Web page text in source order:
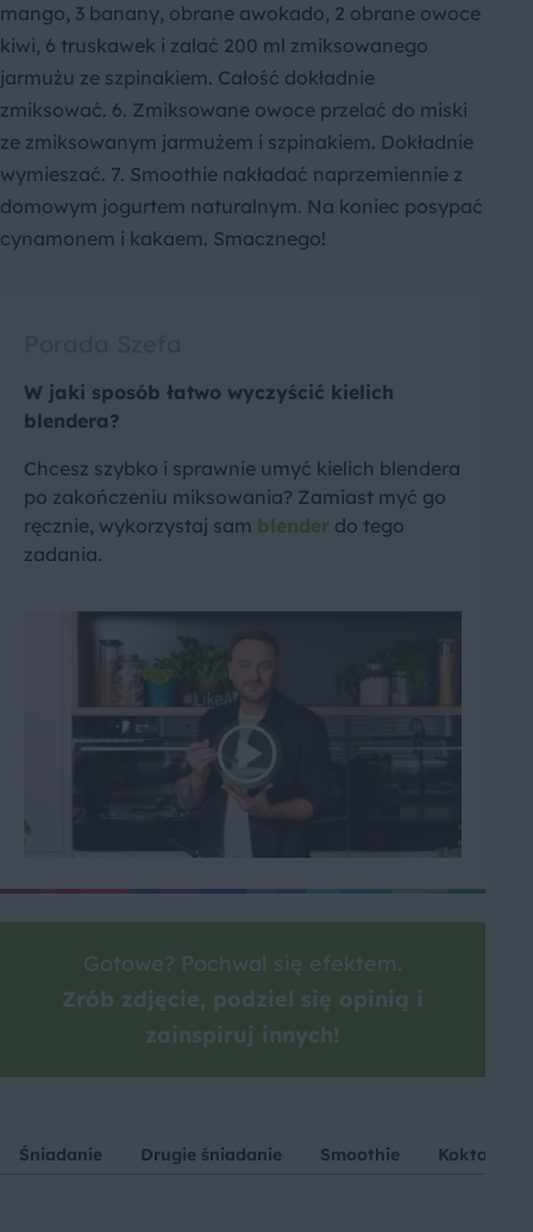
mango, 3 banany, obrane awokado, 2 obrane owoce
kiwi, 6 truskawek i zalać 200 ml zmiksowanego
jarmużu ze szpinakiem. Całość dokładnie
zmiksować. 6. Zmiksowane owoce przelać do miski
ze zmiksowanym jarmużem i szpinakiem. Dokładnie
wymieszać. 7. Smoothie nakładać naprzemiennie z
domowym jogurtem naturalnym. Na koniec posypać
cynamonem i kakaem. Smacznego!
W jaki sposób łatwo wyczyścić kielich
blendera?
Chcesz szybko i sprawnie umyć kielich blendera
po zakończeniu miksowania? Zamiast myć go
ręcznie, wykorzystaj sam blender do tego
zadania.
Gotowe? Pochwal się efektem.
Zrób zdjęcie, podziel się opinią i
zainspiruj innych!
Śniadanie Drugie śniadanie Smoothie Koktajle